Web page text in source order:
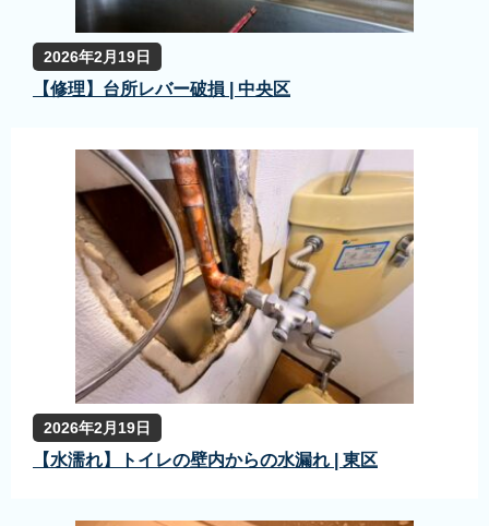
2026年2月19日
【修理】台所レバー破損 | 中央区
2026年2月19日
【水濡れ】トイレの壁内からの水漏れ | 東区